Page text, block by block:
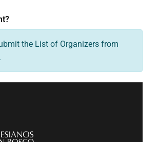
the List of Organizers from